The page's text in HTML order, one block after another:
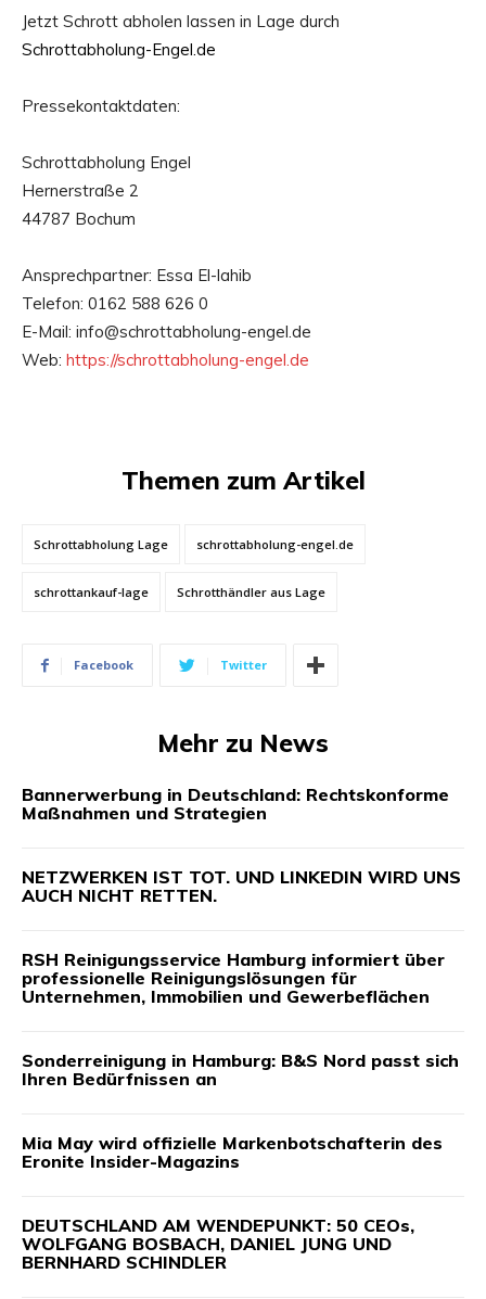
Jetzt Schrott abholen lassen in Lage durch
Schrottabholung-Engel.de
Pressekontaktdaten:
Schrottabholung Engel
Hernerstraße 2
44787 Bochum
Ansprechpartner: Essa El-lahib
Telefon: 0162 588 626 0
E-Mail: info@schrottabholung-engel.de
Web: https://schrottabholung-engel.de
Themen zum Artikel
Schrottabholung Lage schrottabholung-engel.de
schrottankauf-lage Schrotthändler aus Lage
Facebook Twitter
Mehr zu News
Bannerwerbung in Deutschland: Rechtskonforme
Maßnahmen und Strategien
NETZWERKEN IST TOT. UND LINKEDIN WIRD UNS
AUCH NICHT RETTEN.
RSH Reinigungsservice Hamburg informiert über
professionelle Reinigungslösungen für
Unternehmen, Immobilien und Gewerbeflächen
Sonderreinigung in Hamburg: B&S Nord passt sich
Ihren Bedürfnissen an
Mia May wird offizielle Markenbotschafterin des
Eronite Insider-Magazins
DEUTSCHLAND AM WENDEPUNKT: 50 CEOs,
WOLFGANG BOSBACH, DANIEL JUNG UND
BERNHARD SCHINDLER